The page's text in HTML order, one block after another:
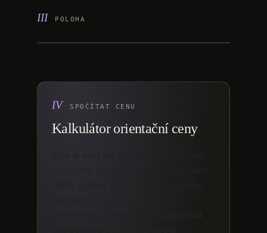
POLOHA
SPOČÍTAT CENU
Kalkulátor orientační ceny